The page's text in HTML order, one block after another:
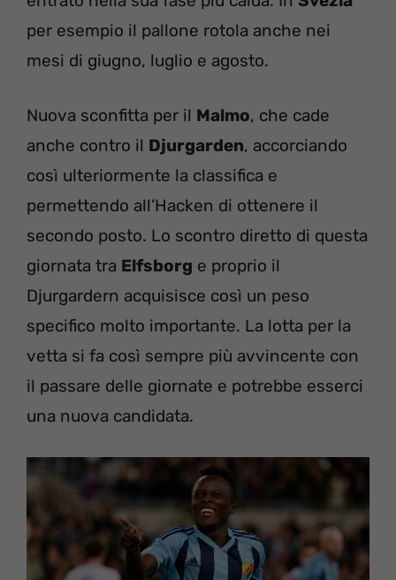
per esempio il pallone rotola anche nei
mesi di giugno, luglio e agosto.
Nuova sconfitta per il Malmo, che cade
anche contro il Djurgarden, accorciando
così ulteriormente la classifica e
permettendo all’Hacken di ottenere il
secondo posto. Lo scontro diretto di questa
giornata tra Elfsborg e proprio il
Djurgardern acquisisce così un peso
specifico molto importante. La lotta per la
vetta si fa così sempre più avvincente con
il passare delle giornate e potrebbe esserci
una nuova candidata.